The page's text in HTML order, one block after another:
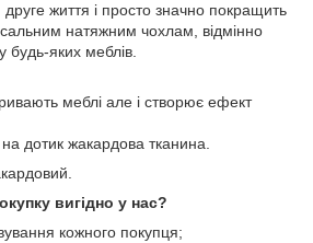
життя і просто значно покращить
натяжним чохлам, відмінно
будь-яких меблів.
меблі але і створює ефект
дотик жакардова тканина.
вигідно у нас?
кожного покупця;